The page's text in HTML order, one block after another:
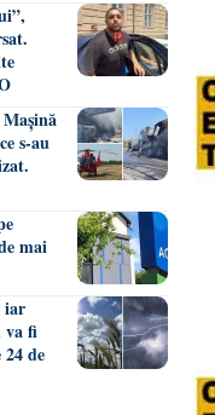
s-au
mai
iar
va fi
de